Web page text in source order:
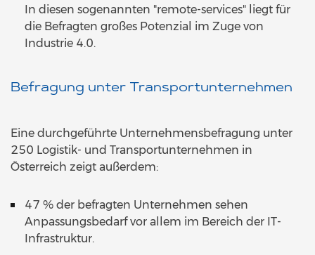
In diesen sogenannten "remote-services" liegt für
die Befragten großes Potenzial im Zuge von
Industrie 4.0.
Befragung unter Transportunternehmen
Eine durchgeführte Unternehmensbefragung unter
250 Logistik- und Transportunternehmen in
Österreich zeigt außerdem:
47 % der befragten Unternehmen sehen
Anpassungsbedarf vor allem im Bereich der IT-
Infrastruktur.